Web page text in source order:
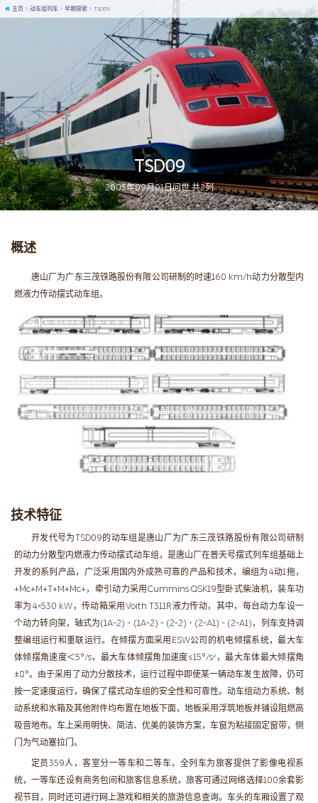
图 / 来自网络
TSD09
2003年09月01日问世 共2列
主页 动车组列车 早期探索 TSD09
概述
唐山厂为广东三茂铁路股份有限公司研制的时速160 km/h动力分散型内
燃液力传动摆式动车组。
技术特征
开发代号为TSD09的动车组是唐山厂为广东三茂铁路股份有限公司研制
的动力分散型内燃液力传动摆式动车组，是唐山厂在普天号摆式列车组基础上
开发的系列产品，广泛采用国内外成熟可靠的产品和技术，编组为4动1拖，
+Mc+M+T+M+Mc+，牵引动力采用Cummins QSK19型卧式柴油机，装车功
率为4×530 kW，传动箱采用Voith T311R液力传动，其中，每台动力车设一
个动力转向架，轴式为(1A-2) - (1A-2) - (2-2) - (2-A1) - (2-A1)，列车支持调
整编组运行和重联运行。在倾摆方面采用ESW公司的机电倾摆系统，最大车
体倾摆角速度＜5°/s，最大车体倾摆角加速度≤15°/s²，最大车体最大倾摆角
±8°。由于采用了动力分散技术，运行过程中即使某一辆动车发生故障，仍可
按一定速度运行，确保了摆式动车组的安全性和可靠性。动车组动力系统、制
动系统和水箱及其他附件均布置在地板下面，地板采用浮筑地板并铺设阻燃高
吸音地布。车上采用明快、简洁、优美的装饰方案，车窗为粘接固定窗带，侧
门为气动塞拉门。
定员359人，客室分一等车和二等车，全列车为旅客提供了影像电视系
统，一等车还设有商务包间和旅客信息系统，旅客可通过网络选择100余套影
视节目，同时还可进行网上游戏和相关的旅游信息查询。车头的车厢设置了观